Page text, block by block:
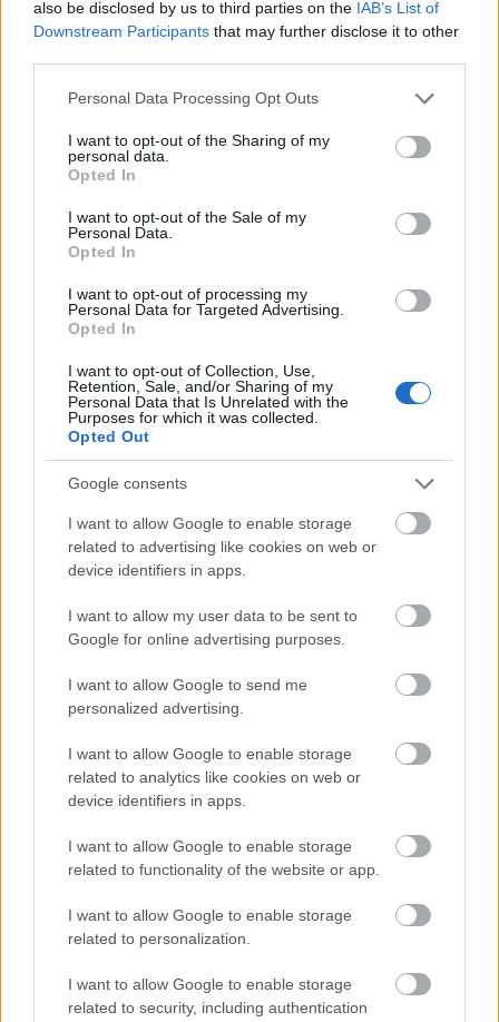
also be disclosed by us to third parties on the IAB’s List of
Downstream Participants that may further disclose it to other
Please note that this website/app uses one or more Google
not limited to your visit or usage behaviour. You may click to
grant or deny consent to Google and its third-party tags to
use your data for below specified purposes in below Google
consent section.
Personal Data Processing Opt Outs
I want to opt-out of the Sharing of my
personal data.
Opted In
I want to opt-out of the Sale of my
Personal Data.
Opted In
I want to opt-out of processing my
Personal Data for Targeted Advertising.
Opted In
I want to opt-out of Collection, Use,
Retention, Sale, and/or Sharing of my
Personal Data that Is Unrelated with the
Purposes for which it was collected.
Opted Out
Google consents
I want to allow Google to enable storage
related to advertising like cookies on web or
device identifiers in apps.
I want to allow my user data to be sent to
Google for online advertising purposes.
I want to allow Google to send me
personalized advertising.
I want to allow Google to enable storage
related to analytics like cookies on web or
device identifiers in apps.
I want to allow Google to enable storage
related to functionality of the website or app.
I want to allow Google to enable storage
related to personalization.
I want to allow Google to enable storage
related to security, including authentication
ΙΟΣ - ΔΙΑΜΟΝΗ
Heliopetra: Κυκλαδίτικη φιλοξενία και
μοναδική ατμόσφαιρα στην Ίο